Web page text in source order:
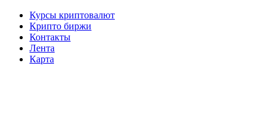
Курсы криптовалют
Крипто биржи
Контакты
Лента
Карта